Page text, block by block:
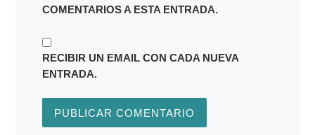
COMENTARIOS A ESTA ENTRADA.
RECIBIR UN EMAIL CON CADA NUEVA
ENTRADA.